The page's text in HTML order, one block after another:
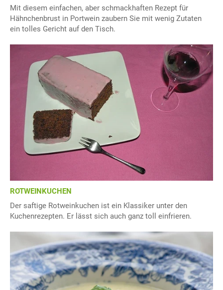
Mit diesem einfachen, aber schmackhaften Rezept für
Hähnchenbrust in Portwein zaubern Sie mit wenig Zutaten
ein tolles Gericht auf den Tisch.
ROTWEINKUCHEN
Der saftige Rotweinkuchen ist ein Klassiker unter den
Kuchenrezepten. Er lässt sich auch ganz toll einfrieren.